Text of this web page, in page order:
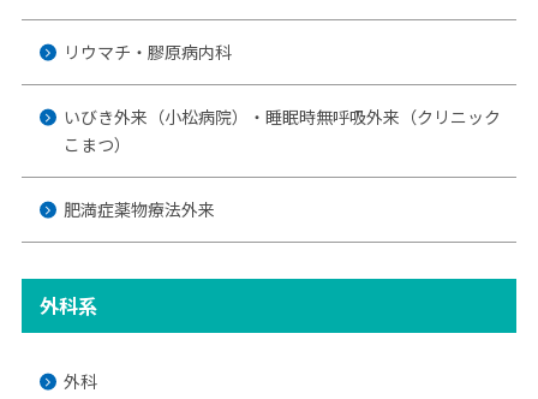
リウマチ・膠原病内科
いびき外来（小松病院）・睡眠時無呼吸外来（クリニック
こまつ）
肥満症薬物療法外来
外科系
外科